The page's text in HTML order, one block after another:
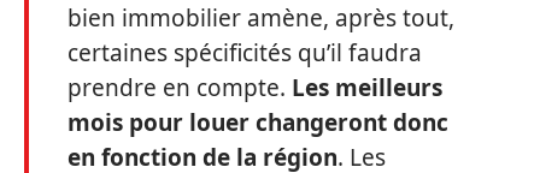
bien immobilier amène, après tout,
certaines spécificités qu’il faudra
prendre en compte. Les meilleurs
mois pour louer changeront donc
en fonction de la région. Les